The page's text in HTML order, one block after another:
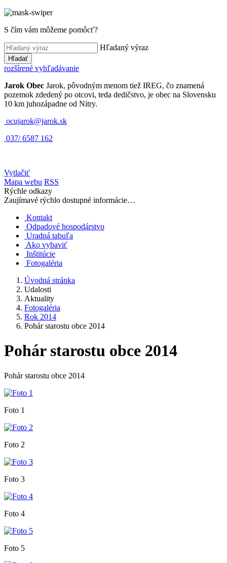
S čím vám môžeme pomôcť?
Hľadaný výraz
Hľadať
rozšírené vyhľadávanie
Jarok Obec Jarok, pôvodným menom tiež IREG, čo znamená
pozemok zdedený po otcovi, teda dedičstvo, je obec na Slovensku
10 km juhozápadne od Nitry.
ocujarok@jarok.sk
037/ 6587 162
Vytlačiť
Mapa webu RSS
Rýchle odkazy
Zaujímavé rýchlo dostupné informácie…
Kontakt
Odpadové hospodárstvo
Uradná tabuľa
Ako vybaviť
Inštitúcie
Fotogaléria
Úvodná stránka
Udalosti
Aktuality
Fotogaléria
Rok 2014
Pohár starostu obce 2014
Pohár starostu obce 2014
Pohár starostu obce 2014
Foto 1
Foto 2
Foto 3
Foto 4
Foto 5